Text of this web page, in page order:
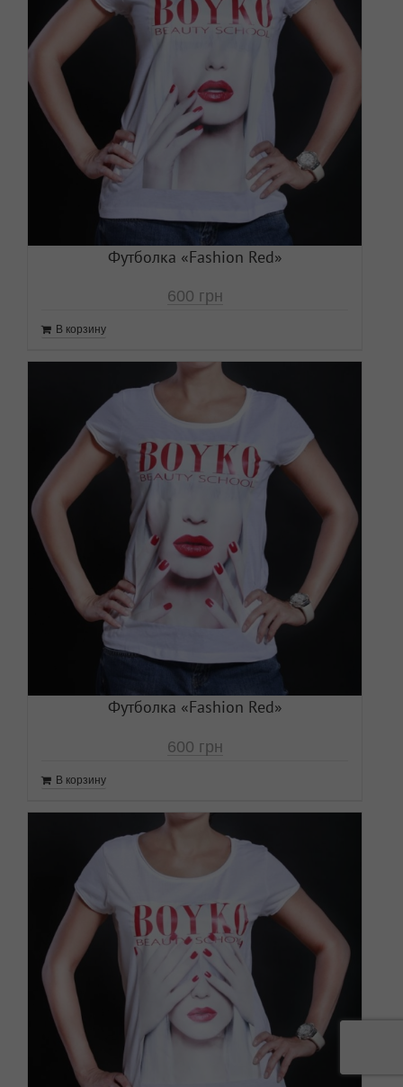
Футболка «Fashion Red»
600 грн
В корзину
Футболка «Fashion Red»
600 грн
В корзину